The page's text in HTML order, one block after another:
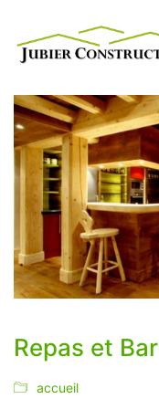
Repas et Bar
accueil